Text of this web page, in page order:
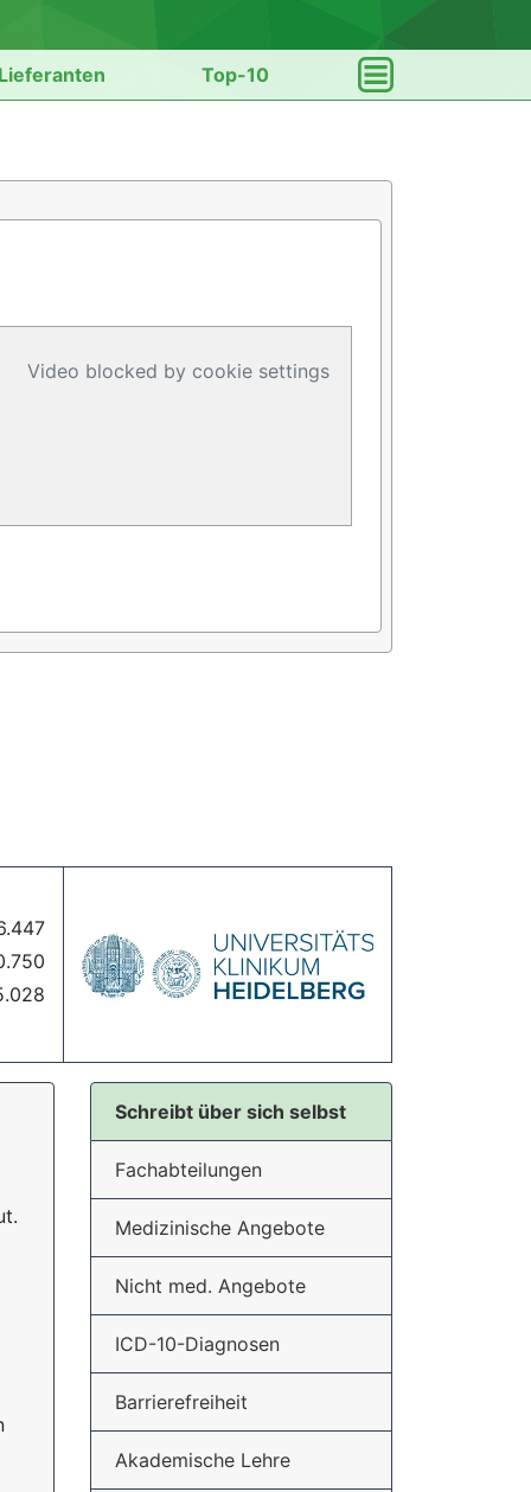
Lieferanten Top-10
Video blocked by cookie settings
Schreibt über sich selbst
Fachabteilungen
Medizinische Angebote
Nicht med. Angebote
ICD-10-Diagnosen
Barrierefreiheit
Akademische Lehre